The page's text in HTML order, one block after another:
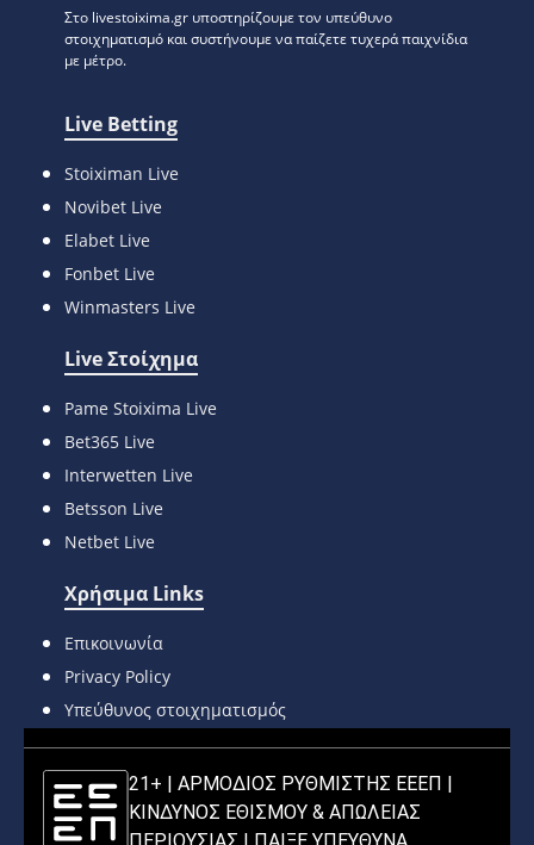
Στο livestoixima.gr υποστηρίζουμε τον υπεύθυνο
στοιχηματισμό και συστήνουμε να παίζετε τυχερά παιχνίδια
με μέτρο.
Live Betting
Stoiximan Live
Novibet Live
Elabet Live
Fonbet Live
Winmasters Live
Live Στοίχημα
Pame Stoixima Live
Bet365 Live
Interwetten Live
Betsson Live
Netbet Live
Χρήσιμα Links
Επικοινωνία
Privacy Policy
Υπεύθυνος στοιχηματισμός
21+ | ΑΡΜΟΔΙΟΣ ΡΥΘΜΙΣΤΗΣ ΕΕΕΠ |
ΚΙΝΔΥΝΟΣ ΕΘΙΣΜΟΥ & ΑΠΩΛΕΙΑΣ